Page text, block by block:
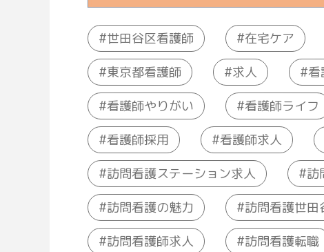
世田谷区看護師 在宅ケア
東京都看護師 求人 看
看護師やりがい 看護師ライフ
看護師採用 看護師求人
訪問看護ステーション求人 訪
訪問看護の魅力 訪問看護世田
訪問看護師求人
訪問看護転職